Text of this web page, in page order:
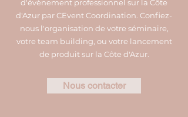
d'évènement professionnel sur la Côte
d'Azur par CEvent Coordination. Confiez-
nous l'organisation de votre séminaire,
votre team building, ou votre lancement
de produit sur la Côte d'Azur.
Nous contacter